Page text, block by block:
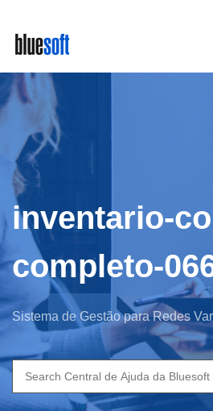
main
content
inventario-
completo-
Sistema de Gestão para Redes
Search
for: